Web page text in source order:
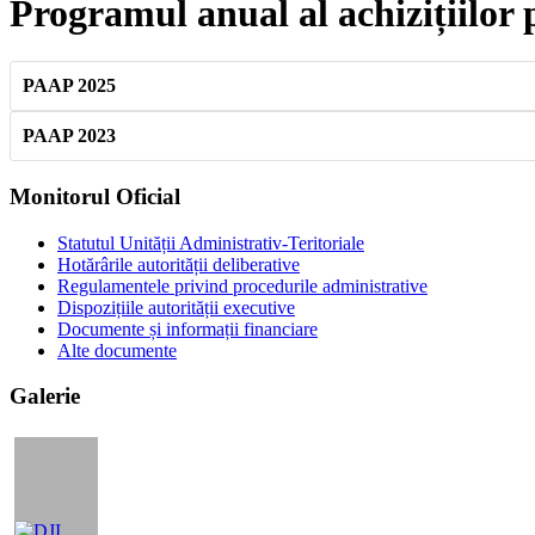
Programul anual al achizițiilor
PAAP 2025
PAAP 2023
Bara
principală
Monitorul Oficial
Statutul Unității Administrativ-Teritoriale
Hotărârile autorității deliberative
Regulamentele privind procedurile administrative
Dispozițiile autorității executive
Documente și informații financiare
Alte documente
Galerie